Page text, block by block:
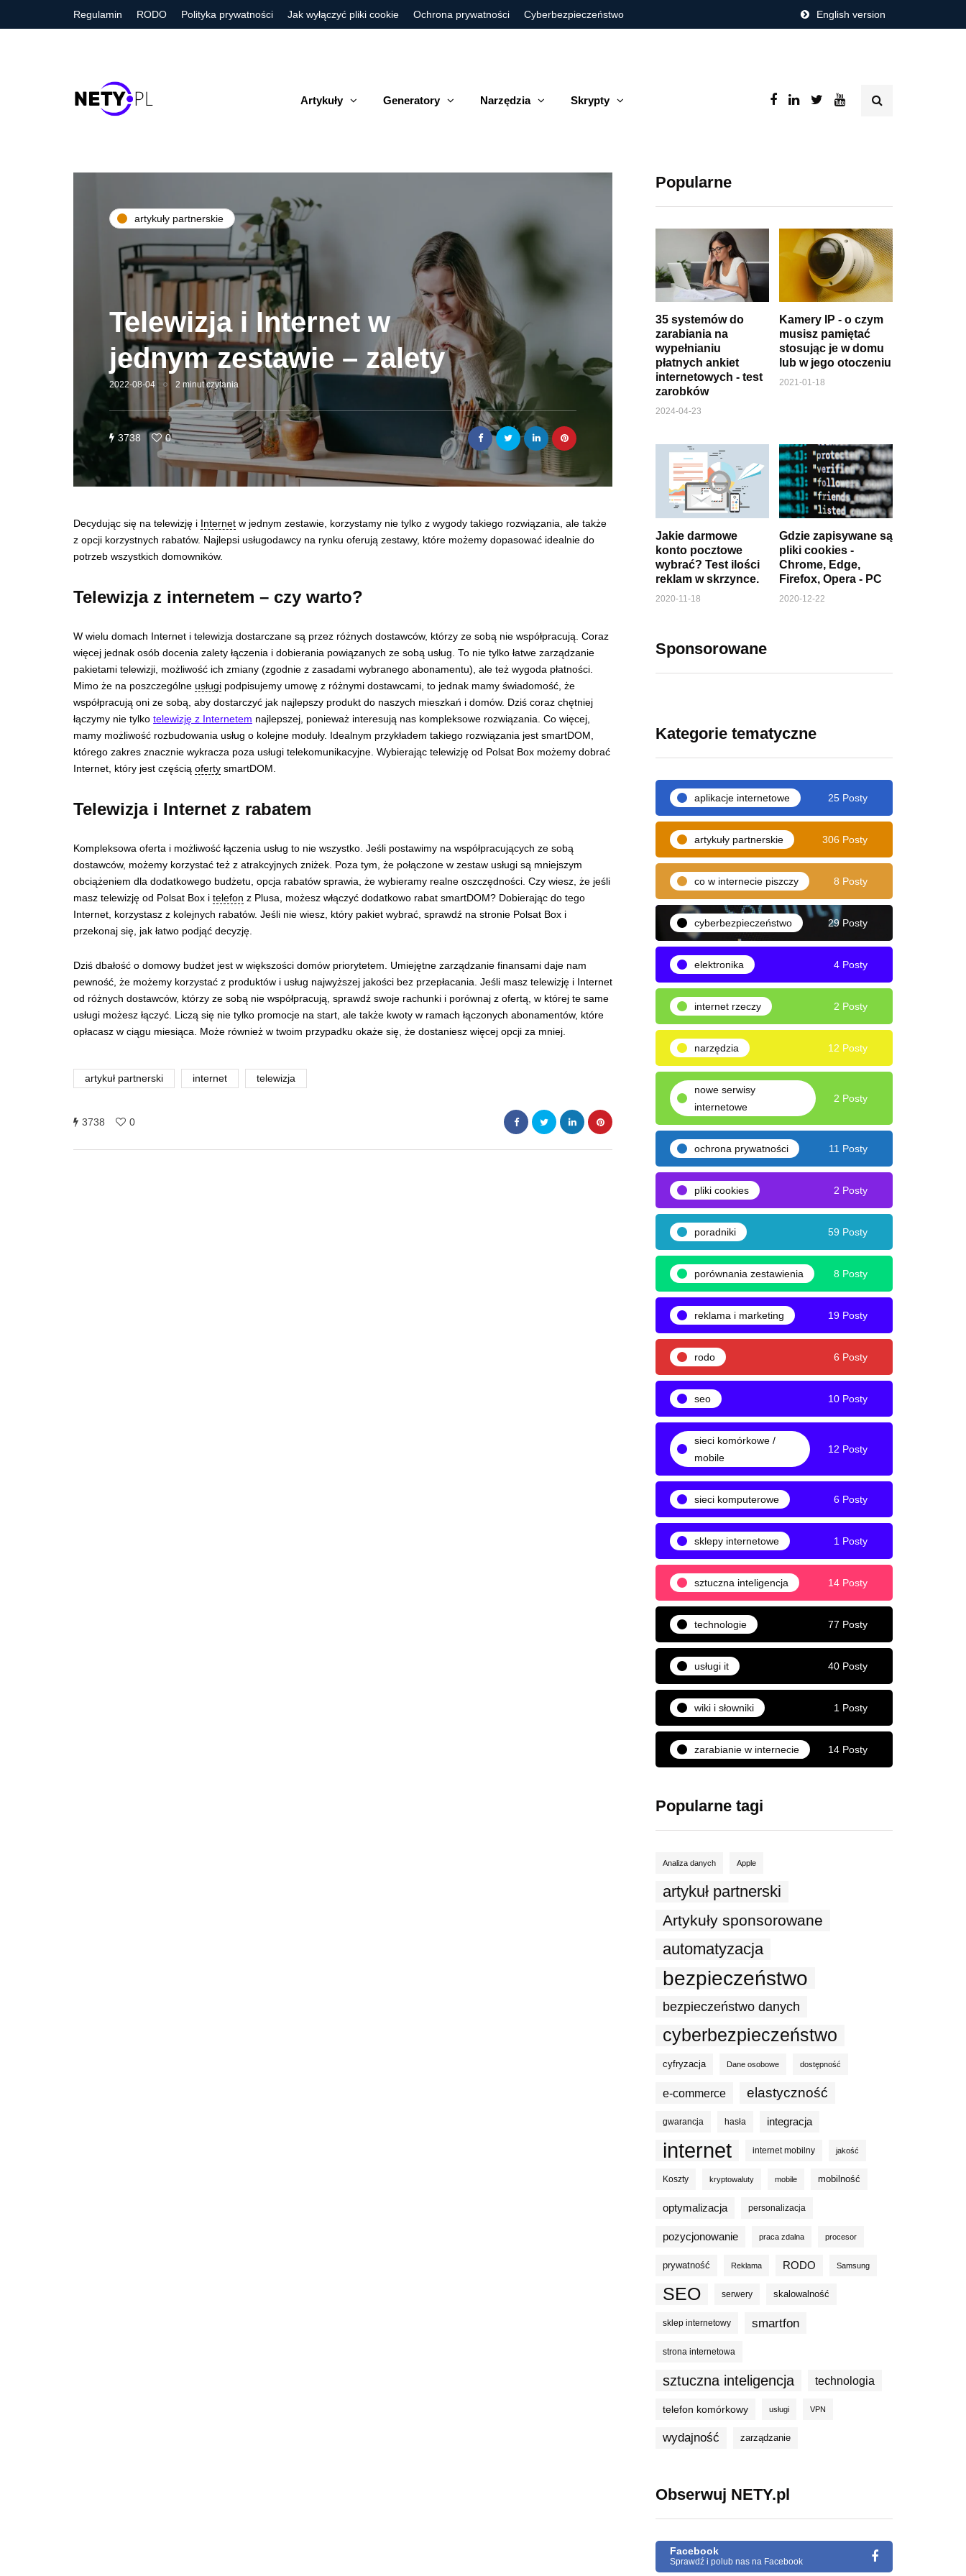
Regulamin RODO Polityka prywatności Jak wyłączyć pliki cookie Ochrona prywatności Cyberbezpieczeństwo English version
Artykuły Generatory Narzędzia Skrypty
artykuły partnerskie
Telewizja i Internet w
jednym zestawie – zalety
2022-08-04 2 minut czytania
3738 0
Decydując się na telewizję i Internet w jednym zestawie, korzystamy nie tylko z wygody takiego rozwiązania, ale także
z opcji korzystnych rabatów. Najlepsi usługodawcy na rynku oferują zestawy, które możemy dopasować idealnie do
potrzeb wszystkich domowników.
Telewizja z internetem – czy warto?
W wielu domach Internet i telewizja dostarczane są przez różnych dostawców, którzy ze sobą nie współpracują. Coraz
więcej jednak osób docenia zalety łączenia i dobierania powiązanych ze sobą usług. To nie tylko łatwe zarządzanie
pakietami telewizji, możliwość ich zmiany (zgodnie z zasadami wybranego abonamentu), ale też wygoda płatności.
Mimo że na poszczególne usługi podpisujemy umowę z różnymi dostawcami, to jednak mamy świadomość, że
współpracują oni ze sobą, aby dostarczyć jak najlepszy produkt do naszych mieszkań i domów. Dziś coraz chętniej
łączymy nie tylko telewizję z Internetem najlepszej, ponieważ interesują nas kompleksowe rozwiązania. Co więcej,
mamy możliwość rozbudowania usług o kolejne moduły. Idealnym przykładem takiego rozwiązania jest smartDOM,
którego zakres znacznie wykracza poza usługi telekomunikacyjne. Wybierając telewizję od Polsat Box możemy dobrać
Internet, który jest częścią oferty smartDOM.
Telewizja i Internet z rabatem
Kompleksowa oferta i możliwość łączenia usług to nie wszystko. Jeśli postawimy na współpracujących ze sobą
dostawców, możemy korzystać też z atrakcyjnych zniżek. Poza tym, że połączone w zestaw usługi są mniejszym
obciążeniem dla dodatkowego budżetu, opcja rabatów sprawia, że wybieramy realne oszczędności. Czy wiesz, że jeśli
masz telewizję od Polsat Box i telefon z Plusa, możesz włączyć dodatkowo rabat smartDOM? Dobierając do tego
Internet, korzystasz z kolejnych rabatów. Jeśli nie wiesz, który pakiet wybrać, sprawdź na stronie Polsat Box i
przekonaj się, jak łatwo podjąć decyzję.
Dziś dbałość o domowy budżet jest w większości domów priorytetem. Umiejętne zarządzanie finansami daje nam
pewność, że możemy korzystać z produktów i usług najwyższej jakości bez przepłacania. Jeśli masz telewizję i Internet
od różnych dostawców, którzy ze sobą nie współpracują, sprawdź swoje rachunki i porównaj z ofertą, w której te same
usługi możesz łączyć. Liczą się nie tylko promocje na start, ale także kwoty w ramach łączonych abonamentów, które
opłacasz w ciągu miesiąca. Może również w twoim przypadku okaże się, że dostaniesz więcej opcji za mniej.
artykuł partnerski internet telewizja
3738 0
Popularne
35 systemów do
zarabiania na
wypełnianiu
płatnych ankiet
internetowych - test
zarobków
2024-04-23
Kamery IP - o czym
musisz pamiętać
stosując je w domu
lub w jego otoczeniu
2021-01-18
Jakie darmowe
konto pocztowe
wybrać? Test ilości
reklam w skrzynce.
2020-11-18
Gdzie zapisywane są
pliki cookies -
Chrome, Edge,
Firefox, Opera - PC
2020-12-22
Sponsorowane
Kategorie tematyczne
aplikacje internetowe 25 Posty
artykuły partnerskie 306 Posty
co w internecie piszczy 8 Posty
cyberbezpieczeństwo 29 Posty
elektronika 4 Posty
internet rzeczy 2 Posty
narzędzia 12 Posty
nowe serwisy
internetowe
2 Posty
ochrona prywatności 11 Posty
pliki cookies 2 Posty
poradniki 59 Posty
porównania zestawienia 8 Posty
reklama i marketing 19 Posty
rodo 6 Posty
seo 10 Posty
sieci komórkowe /
mobile
12 Posty
sieci komputerowe 6 Posty
sklepy internetowe 1 Posty
sztuczna inteligencja 14 Posty
technologie 77 Posty
usługi it 40 Posty
wiki i słowniki 1 Posty
zarabianie w internecie 14 Posty
Popularne tagi
Analiza danych Apple
artykuł partnerski
Artykuły sponsorowane
automatyzacja
bezpieczeństwo
bezpieczeństwo danych
cyberbezpieczeństwo
cyfryzacja Dane osobowe dostępność
e-commerce elastyczność
gwarancja hasła integracja
internet internet mobilny jakość
Koszty kryptowaluty mobile mobilność
optymalizacja personalizacja
pozycjonowanie praca zdalna procesor
prywatność Reklama RODO Samsung
SEO serwery skalowalność
sklep internetowy smartfon
strona internetowa
sztuczna inteligencja technologia
telefon komórkowy usługi VPN
wydajność zarządzanie
Obserwuj NETY.pl
Facebook
Sprawdź i polub nas na Facebook